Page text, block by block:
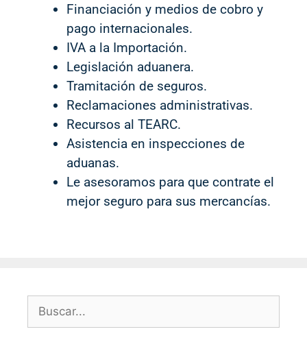
Financiación y medios de cobro y
pago internacionales.
IVA a la Importación.
Legislación aduanera.
Tramitación de seguros.
Reclamaciones administrativas.
Recursos al TEARC.
Asistencia en inspecciones de
aduanas.
Le asesoramos para que contrate el
mejor seguro para sus mercancías.